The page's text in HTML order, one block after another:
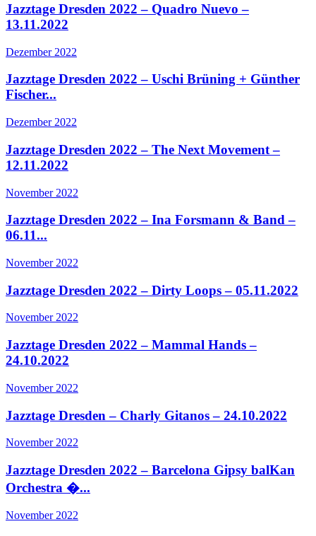
Jazztage Dresden 2022 – Quadro Nuevo –
13.11.2022
Dezember 2022
Jazztage Dresden 2022 – Uschi Brüning + Günther
Fischer...
Dezember 2022
Jazztage Dresden 2022 – The Next Movement –
12.11.2022
November 2022
Jazztage Dresden 2022 – Ina Forsmann & Band –
06.11...
November 2022
Jazztage Dresden 2022 – Dirty Loops – 05.11.2022
November 2022
Jazztage Dresden 2022 – Mammal Hands –
24.10.2022
November 2022
Jazztage Dresden – Charly Gitanos – 24.10.2022
November 2022
Jazztage Dresden 2022 – Barcelona Gipsy balKan
Orchestra �...
November 2022